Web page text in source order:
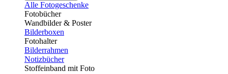
Alle Fotogeschenke
Fotobücher
Wandbilder & Poster
Bilderboxen
Fotohalter
Bilderrahmen
Notizbücher
Stoffeinband mit Foto